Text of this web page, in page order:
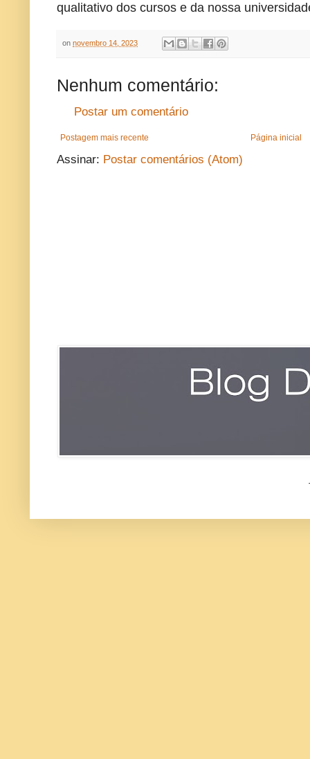
qualitativo dos cursos e da nossa
onnovembro 14, 2023
Nenhum comentário:
Postar um comentário
Postagem mais recente Página inicial
Assinar: Postar comentários (Atom)